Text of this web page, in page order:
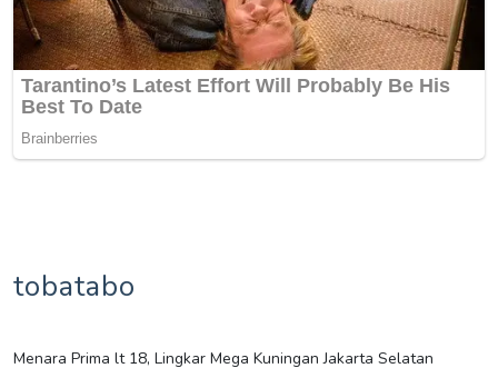
tobatabo
Menara Prima lt 18, Lingkar Mega Kuningan Jakarta Selatan